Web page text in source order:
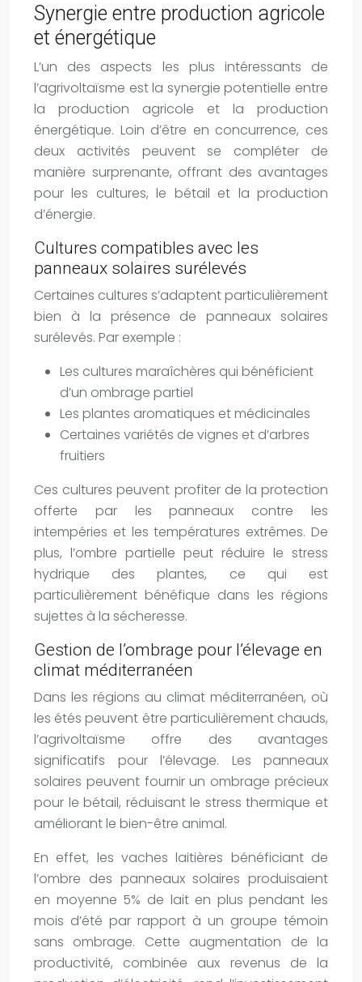
Synergie entre production agricole
et énergétique
L’un des aspects les plus intéressants de
l’agrivoltaïsme est la synergie potentielle entre
la production agricole et la production
énergétique. Loin d’être en concurrence, ces
deux activités peuvent se compléter de
manière surprenante, offrant des avantages
pour les cultures, le bétail et la production
d’énergie.
Cultures compatibles avec les
panneaux solaires surélevés
Certaines cultures s’adaptent particulièrement
bien à la présence de panneaux solaires
surélevés. Par exemple :
Les cultures maraîchères qui bénéficient
d’un ombrage partiel
Les plantes aromatiques et médicinales
Certaines variétés de vignes et d’arbres
fruitiers
Ces cultures peuvent profiter de la protection
offerte par les panneaux contre les
intempéries et les températures extrêmes. De
plus, l’ombre partielle peut réduire le stress
hydrique des plantes, ce qui est
particulièrement bénéfique dans les régions
sujettes à la sécheresse.
Gestion de l’ombrage pour l’élevage en
climat méditerranéen
Dans les régions au climat méditerranéen, où
les étés peuvent être particulièrement chauds,
l’agrivoltaïsme offre des avantages
significatifs pour l’élevage. Les panneaux
solaires peuvent fournir un ombrage précieux
pour le bétail, réduisant le stress thermique et
améliorant le bien-être animal.
En effet, les vaches laitières bénéficiant de
l’ombre des panneaux solaires produisaient
en moyenne 5% de lait en plus pendant les
mois d’été par rapport à un groupe témoin
sans ombrage. Cette augmentation de la
productivité, combinée aux revenus de la